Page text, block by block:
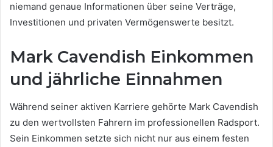
niemand genaue Informationen über seine Verträge,
Investitionen und privaten Vermögenswerte besitzt.
Mark Cavendish Einkommen
und jährliche Einnahmen
Während seiner aktiven Karriere gehörte Mark Cavendish
zu den wertvollsten Fahrern im professionellen Radsport.
Sein Einkommen setzte sich nicht nur aus einem festen